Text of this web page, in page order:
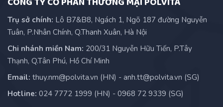
Trụ sở chính: Lô B7&B8, Ngách 1, Ngõ 187 đường Nguyễn
Tuân, P.Nhân Chính, Q.Thanh Xuân, Hà Nội
Chi nhánh miền Nam: 200/31 Nguyễn Hữu Tiến, P.Tây
Thạnh, Q.Tân Phú, Hồ Chí Minh
Email: thuy.nm@polvita.vn (HN) - anh.tt@polvita.vn (SG)
Hotline: 024 7772 1999 (HN) - 0968 72 9339 (SG)